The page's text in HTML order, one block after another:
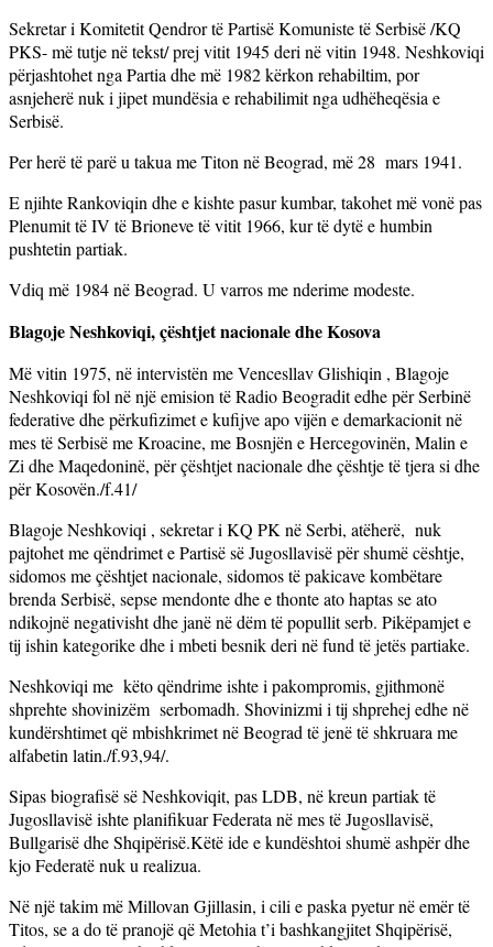
Sekretar i Komitetit Qendror të Partisë Komuniste të Serbisë /KQ
PKS- më tutje në tekst/ prej vitit 1945 deri në vitin 1948. Neshkoviqi
përjashtohet nga Partia dhe më 1982 kërkon rehabiltim, por
asnjeherë nuk i jipet mundësia e rehabilimit nga udhëheqësia e
Serbisë.
Per herë të parë u takua me Titon në Beograd, më 28 mars 1941.
E njihte Rankoviqin dhe e kishte pasur kumbar, takohet më vonë pas
Plenumit të IV të Brioneve të vitit 1966, kur të dytë e humbin
pushtetin partiak.
Vdiq më 1984 në Beograd. U varros me nderime modeste.
Blagoje Neshkoviqi, çështjet nacionale dhe Kosova
Më vitin 1975, në intervistën me Vencesllav Glishiqin , Blagoje
Neshkoviqi fol në një emision të Radio Beogradit edhe për Serbinë
federative dhe përkufizimet e kufijve apo vijën e demarkacionit në
mes të Serbisë me Kroacine, me Bosnjën e Hercegovinën, Malin e
Zi dhe Maqedoninë, për çështjet nacionale dhe çështje të tjera si dhe
për Kosovën./f.41/
Blagoje Neshkoviqi , sekretar i KQ PK në Serbi, atëherë, nuk
pajtohet me qëndrimet e Partisë së Jugosllavisë për shumë cështje,
sidomos me çështjet nacionale, sidomos të pakicave kombëtare
brenda Serbisë, sepse mendonte dhe e thonte ato haptas se ato
ndikojnë negativisht dhe janë në dëm të popullit serb. Pikëpamjet e
tij ishin kategorike dhe i mbeti besnik deri në fund të jetës partiake.
Neshkoviqi me këto qëndrime ishte i pakompromis, gjithmonë
shprehte shovinizëm serbomadh. Shovinizmi i tij shprehej edhe në
kundërshtimet që mbishkrimet në Beograd të jenë të shkruara me
alfabetin latin./f.93,94/.
Sipas biografisë së Neshkoviqit, pas LDB, në kreun partiak të
Jugosllavisë ishte planifikuar Federata në mes të Jugosllavisë,
Bullgarisë dhe Shqipërisë.Këtë ide e kundështoi shumë ashpër dhe
kjo Federatë nuk u realizua.
Në një takim më Millovan Gjillasin, i cili e paska pyetur në emër të
Titos, se a do të pranojë që Metohia t’i bashkangjitet Shqipërisë,